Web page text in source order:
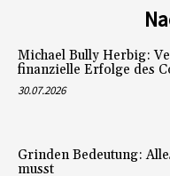
Michael Bully Herbig:
finanzielle Erfolge des
30.07.2026
Grinden Bedeutung:
musst